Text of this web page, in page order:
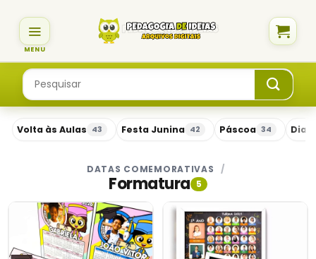
content
Pesquisar
por:
Volta às Aulas 43 Festa Junina 42 Páscoa 34 Dia
DATAS COMEMORATIVAS /
Formatura 5